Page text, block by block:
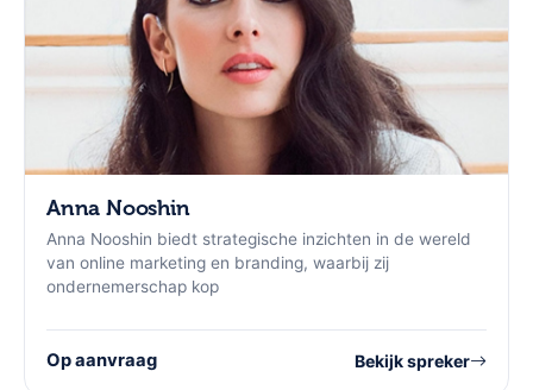
Anna Nooshin
Anna Nooshin biedt strategische inzichten in de wereld
van online marketing en branding, waarbij zij
ondernemerschap kop
Op aanvraag Bekijk spreker